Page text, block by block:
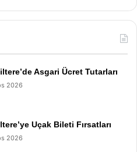
Asgari Ücret Tutarları
2026
Uçak Bileti Fırsatları
2026